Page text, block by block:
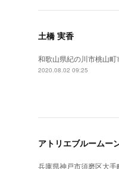
土橋 実香
和歌山県紀の川市桃山
2020.08.02 09:25
アトリエブルームー
兵庫県神戸市須磨区大